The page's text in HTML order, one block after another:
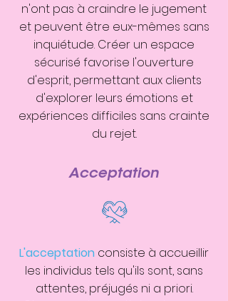
n'ont pas à craindre le jugement
et peuvent être eux-mêmes sans
inquiétude. Créer un espace
sécurisé favorise l'ouverture
d'esprit, permettant aux clients
d'explorer leurs émotions et
expériences difficiles sans crainte
du rejet.
Acceptation
L'acceptation consiste à accueillir
les individus tels qu'ils sont, sans
attentes, préjugés ni a priori.